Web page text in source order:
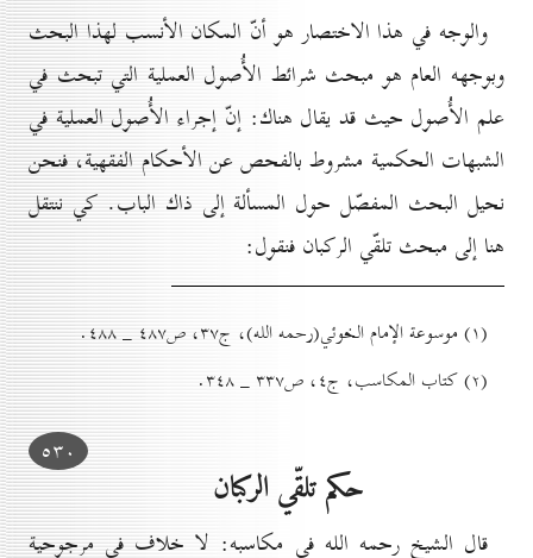
والوجه في هذا الاختصار هو أنّ المكان الأنسب لهذا البحث
وبوجهه العام هو مبحث شرائط الأُصول العملية التي تبحث في
علم الأُصول حيث قد يقال هناك: إنّ إجراء الأُصول العملية في
الشبهات الحكمية مشروط بالفحص عن الأحكام الفقهية، فنحن
نحيل البحث المفصّل حول المسألة إلى ذاك الباب. كي ننتقل
هنا إلى مبحث تلقّي الركبان فنقول:
(۱) موسوعة الإمام الخوئي(رحمه الله)، ج۳۷، ص٤۸۷ _ ٤۸۸.
(۲) کتاب المكاسب، ج٤، ص۳۳۷ _ ۳٤۸.
٥۳٠
حكم تلقّي الركبان
قال الشيخ رحمه الله في مكاسبه: لا خلاف في مرجوحية